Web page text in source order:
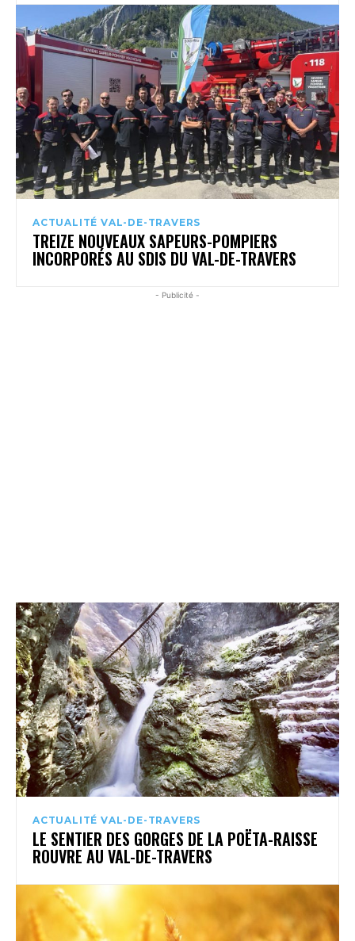
ACTUALITÉ VAL-DE-TRAVERS
TREIZE NOUVEAUX SAPEURS-POMPIERS
INCORPORÉS AU SDIS DU VAL-DE-TRAVERS
- Publicité -
ACTUALITÉ VAL-DE-TRAVERS
LE SENTIER DES GORGES DE LA POËTA-RAISSE
ROUVRE AU VAL-DE-TRAVERS